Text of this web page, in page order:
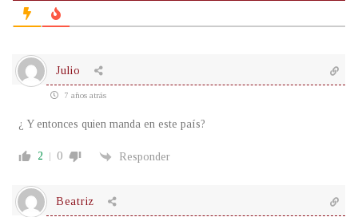
Julio
7 años atrás
¿ Y entonces quien manda en este país?
2 0 Responder
Beatriz